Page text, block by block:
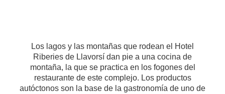
Los lagos y las montañas que rodean el Hotel
Riberies de Llavorsí dan pie a una cocina de
montaña, la que se practica en los fogones del
restaurante de este complejo. Los productos
autóctonos son la base de la gastronomía de uno de